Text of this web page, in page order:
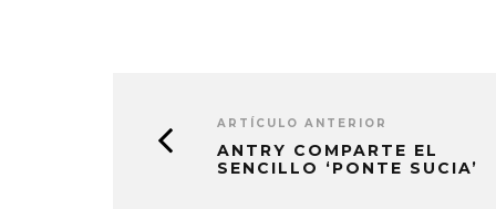
ARTÍCULO ANTERIOR
ANTRY COMPARTE EL
SENCILLO ‘PONTE SUCIA’